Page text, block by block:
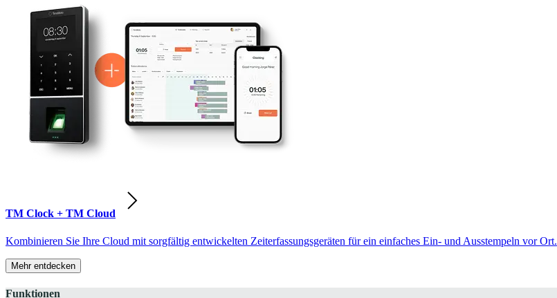
TM Clock + TM Cloud
Kombinieren Sie Ihre Cloud mit sorgfältig entwickelten Zeiterfassungsgeräten für ein einfaches Ein- und Ausstempeln vor Ort.
Mehr entdecken
Funktionen